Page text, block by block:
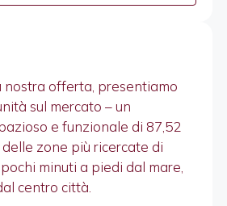
nostra offerta, presentiamo
sul mercato – un
e funzionale di 87,52
delle zone più ricercate di
minuti a piedi dal mare,
centro città.